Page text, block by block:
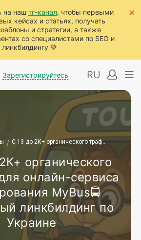
на наш тг-канал, чтобы первыми
кейсах и статьях, получать
и стратегии, а также
со специалистами по SEO и
линкбилдингу 💚
Зарегистрируйтесь RU
/ С 13 до 2К+ органического трафика для онлайн-сервиса бронирования MyBus🚍 Локальный линкбилдинг по Украине
органического
онлайн-сервиса
MyBus🚍
линкбилдинг по
Украине